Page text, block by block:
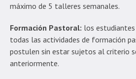
máximo de 5 talleres semanales.
Formación Pastoral: los
todas las actividades de formación
postulen sin estar sujetos al criterio
anteriormente.